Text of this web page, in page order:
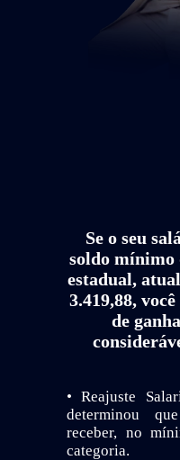
Se o seu
soldo
estadual,
3.419,88,
de
• Reajuste
determinou
receber, no
categoria.